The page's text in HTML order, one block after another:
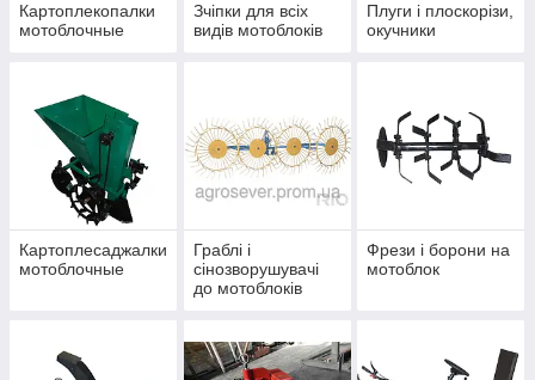
Картоплекопалки
мотоблочные
Зчіпки для всіх
видів мотоблоків
Плуги і плоскорізи,
окучники
Картоплесаджалки
мотоблочные
Граблі і
сінозворушувачі
до мотоблоків
Фрези і борони на
мотоблок